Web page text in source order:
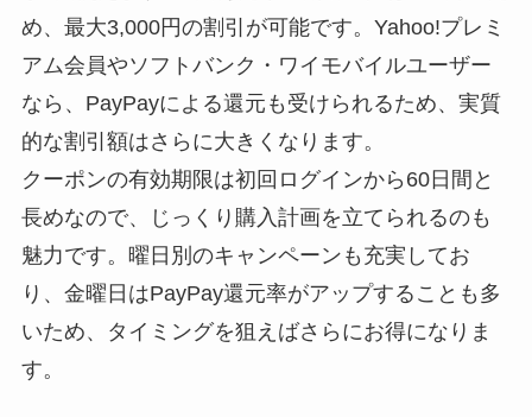
め、最大3,000円の割引が可能です。Yahoo!プレミ
アム会員やソフトバンク・ワイモバイルユーザー
なら、PayPayによる還元も受けられるため、実質
的な割引額はさらに大きくなります。
クーポンの有効期限は初回ログインから60日間と
長めなので、じっくり購入計画を立てられるのも
魅力です。曜日別のキャンペーンも充実してお
り、金曜日はPayPay還元率がアップすることも多
いため、タイミングを狙えばさらにお得になりま
す。